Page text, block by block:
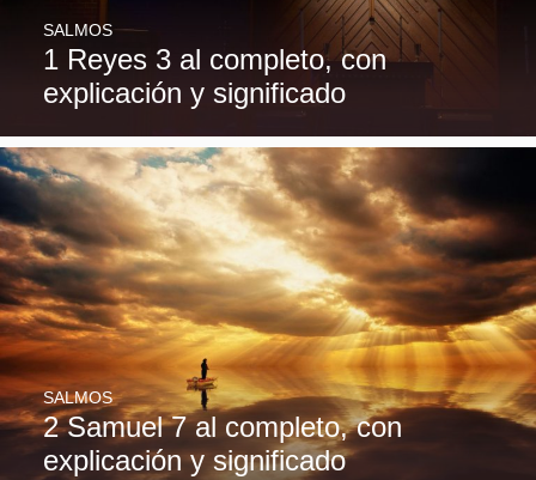
1 Reyes 3 al completo, con
explicación y significado
SALMOS
2 Samuel 7 al completo, con
explicación y significado
SALMOS